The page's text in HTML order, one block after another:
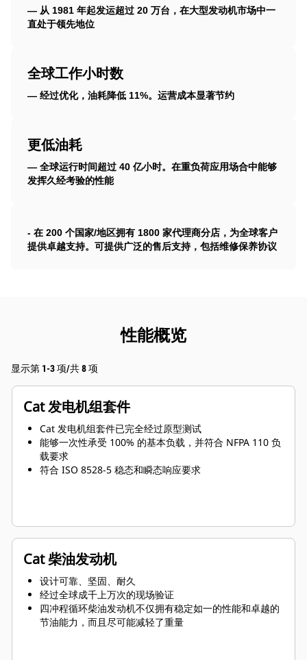
— 从 1981 年起发运超过 20 万台，在大型发动机市场中一
直处于领先地位
全球工作小时数
— 经过优化，油耗降低 11%。运营成本显著节约
更低油耗
— 全球运行时间超过 40 亿小时。在重负荷应用场合中能够
发挥久经考验的性能
- 在 200 个国家/地区拥有 1800 家代理商分店，为全球客户
提供卓越支持。可提供广泛的售后支持，包括维修保养协议
性能概览
显示第 1-3 项/共 8 项
Cat 发电机组套件
Cat 发电机组套件已完全经过原型测试
能够一次性承受 100% 的基本负载，并符合 NFPA 110 负
载要求
符合 ISO 8528-5 稳态和瞬态响应要求
Cat 柴油发动机
设计可靠、坚固、耐久
经过全球成千上万次的现场验证
四冲程循环柴油发动机不仅拥有稳定如一的性能和卓越的
节油能力，而且尽可能减轻了重量